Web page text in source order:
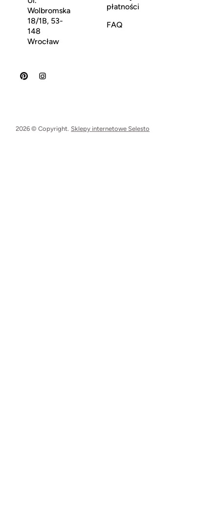
Wolbromska
18/1B, 53-
148
Wrocław
płatności
FAQ
2026 © Copyright. Sklepy internetowe Selesto